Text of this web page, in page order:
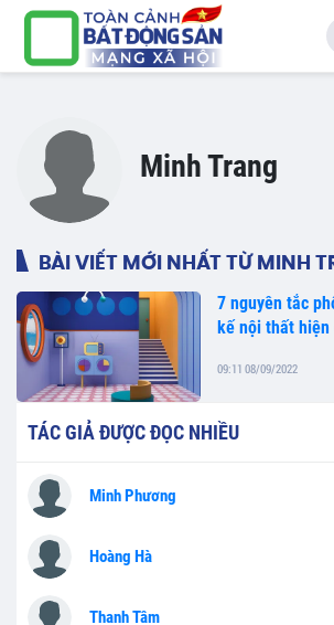
Minh Trang
BÀI VIẾT MỚI NHẤT TỪ MINH
7 nguyên tắc
kế nội thất
09:11 08/09/2022
TÁC GIẢ ĐƯỢC ĐỌC NHIỀU
Minh Phương
Hoàng Hà
Thanh Tâm